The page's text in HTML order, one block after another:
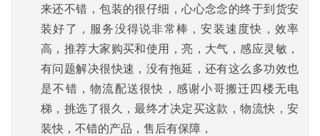
来还不错，包装的很仔细，心心念念的终于到货安
装好了，服务没得说非常棒，安装速度快，效率
高，推荐大家购买和使用，亮，大气，感应灵敏，
有问题解决很快速，没有拖延，还有这么多功效也
是不错，物流配送很快，感谢小哥搬迁四楼无电
梯，挑选了很久，最终才决定买这款，物流快，安
装快，不错的产品，售后有保障，